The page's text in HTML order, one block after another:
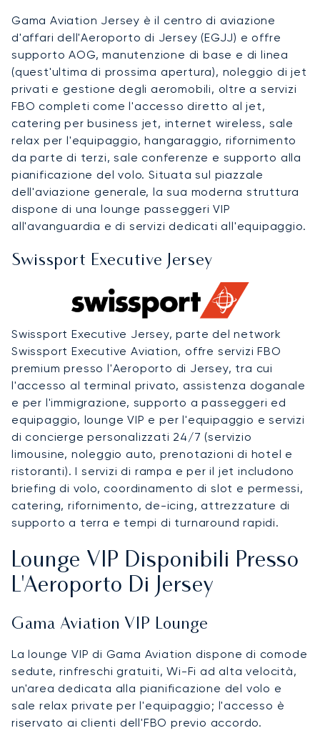
Gama Aviation Jersey è il centro di aviazione
d'affari dell'Aeroporto di Jersey (EGJJ) e offre
supporto AOG, manutenzione di base e di linea
(quest'ultima di prossima apertura), noleggio di jet
privati e gestione degli aeromobili, oltre a servizi
FBO completi come l'accesso diretto al jet,
catering per business jet, internet wireless, sale
relax per l'equipaggio, hangaraggio, rifornimento
da parte di terzi, sale conferenze e supporto alla
pianificazione del volo. Situata sul piazzale
dell'aviazione generale, la sua moderna struttura
dispone di una lounge passeggeri VIP
all'avanguardia e di servizi dedicati all'equipaggio.
Swissport Executive Jersey
Swissport Executive Jersey, parte del network
Swissport Executive Aviation, offre servizi FBO
premium presso l'Aeroporto di Jersey, tra cui
l'accesso al terminal privato, assistenza doganale
e per l'immigrazione, supporto a passeggeri ed
equipaggio, lounge VIP e per l'equipaggio e servizi
di concierge personalizzati 24/7 (servizio
limousine, noleggio auto, prenotazioni di hotel e
ristoranti). I servizi di rampa e per il jet includono
briefing di volo, coordinamento di slot e permessi,
catering, rifornimento, de-icing, attrezzature di
supporto a terra e tempi di turnaround rapidi.
Lounge VIP Disponibili Presso
L'Aeroporto Di Jersey
Gama Aviation VIP Lounge
La lounge VIP di Gama Aviation dispone di comode
sedute, rinfreschi gratuiti, Wi-Fi ad alta velocità,
un'area dedicata alla pianificazione del volo e
sale relax private per l'equipaggio; l'accesso è
riservato ai clienti dell'FBO previo accordo.